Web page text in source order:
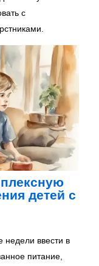
с
детей с
недели ввести в
питание,